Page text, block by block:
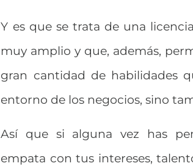
Y es que se trata de una
muy amplio y que, además,
gran cantidad de habilidades
entorno de los negocios, sino
Así que si alguna vez has
empata con tus intereses,